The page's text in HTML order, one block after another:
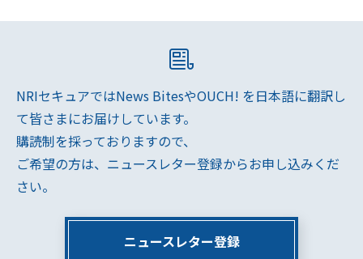
NRIセキュアではNews BitesやOUCH! を日本語に翻訳し
て皆さまにお届けしています。
購読制を採っておりますので、
ご希望の方は、ニュースレター登録からお申し込みくだ
さい。
ニュースレター登録